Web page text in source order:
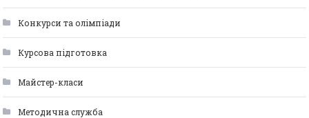
Конкурси та олімпіади
Курсова підготовка
Майстер-класи
Методична служба